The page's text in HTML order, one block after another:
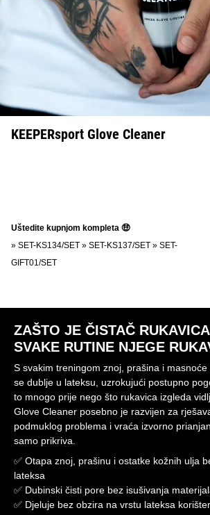
KEEPERsport Glove Cleaner
Uštedite kupnjom kompleta 🤑
» SET-KS134/SET » SET-KS137/SET » SET-
GIFT01/SET
ZAŠTO JE ČISTAČ
SVAKE RUTINE NJEGE
S svakim treningom znoj, prašina i
se dublje u lateksu, uzrokujući postupno
to mnogo prije nego što rukavica izgleda
Glove Cleaner posebno je razvijen za
podmuklog problema i vraća izvorno
samo prikriva.
✅ Otapa znoj, prašinu i ostatke kožnih ulja
lateksa
✅ Dubinski čisti pore bez isušivanja
✅ Djeluje bez obzira na vrstu lateksa